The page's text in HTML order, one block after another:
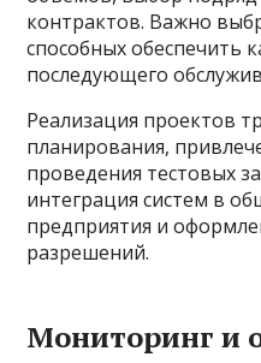
контрактов. Важно
способных обеспечить
последующего
Реализация проектов
планирования,
проведения тестовых
интеграция систем в
предприятия и
разрешений.
Мониторинг и